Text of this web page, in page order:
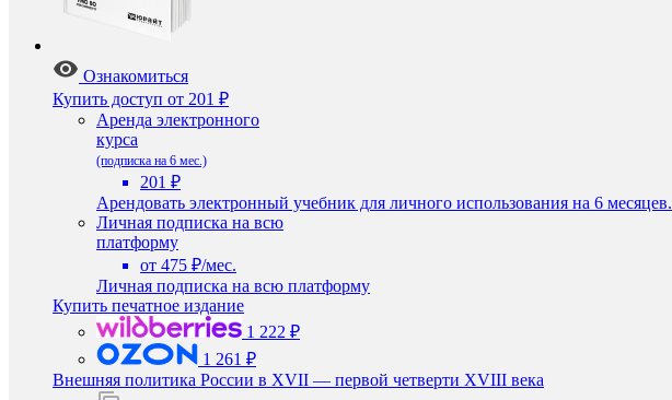
Ознакомиться
Купить доступ от 201 ₽
Аренда электронного
курса
(подписка на 6 мес.)
201 ₽
Арендовать электронный учебник для личного использования на 6 месяцев.
Личная подписка на всю
платформу
от 475 ₽/мес.
Личная подписка на всю платформу
Купить печатное издание
1 222 ₽
1 261 ₽
Внешняя политика России в XVII — первой четверти XVIII века